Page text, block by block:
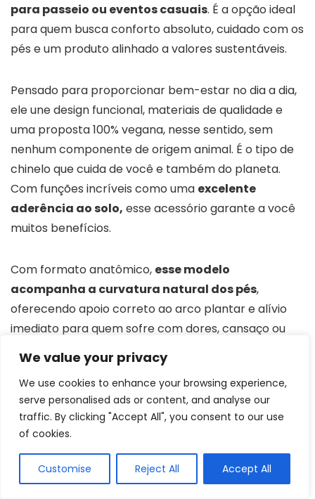
We value your privacy
We use cookies to enhance your browsing experience,
serve personalised ads or content, and analyse our
traffic. By clicking "Accept All", you consent to our use
of cookies.
Customise Reject All Accept All
para passeio ou eventos casuais. É a opção ideal
para quem busca conforto absoluto, cuidado com os
pés e um produto alinhado a valores sustentáveis.
Pensado para proporcionar bem-estar no dia a dia,
ele une design funcional, materiais de qualidade e
uma proposta 100% vegana, nesse sentido, sem
nenhum componente de origem animal. É o tipo de
chinelo que cuida de você e também do planeta.
Com funções incríveis como uma excelente
aderência ao solo, esse acessório garante a você
muitos benefícios.
Com formato anatômico, esse modelo
acompanha a curvatura natural dos pés,
oferecendo apoio correto ao arco plantar e alívio
imediato para quem sofre com dores, cansaço ou
desconfortos ortopédicos. A palmilha macia e
acolchoada distribui o peso de forma uniforme,
reduzindo a pressão sobre calcanhares e dedos, o
que ajuda a prevenir fascite plantar e dores
articulares.
Tipo Para coluna